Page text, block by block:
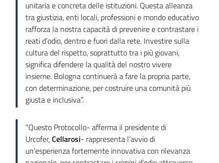
unitaria e concreta delle istituzioni. Questa alleanza
tra giustizia, enti locali, professioni e mondo educativo
rafforza la nostra capacità di prevenire e contrastare i
reati d’odio, dentro e fuori dalla rete. Investire sulla
cultura del rispetto, soprattutto tra i più giovani,
significa difendere la qualità del nostro vivere
insieme. Bologna continuerà a fare la propria parte,
con determinazione, per costruire una comunità più
giusta e inclusiva”.
"Questo Protocollo- afferma il presidente di
Urcofer,Cellarosi- rappresenta l’avvio di
un'esperienza fortemente innovativa con rilevanza